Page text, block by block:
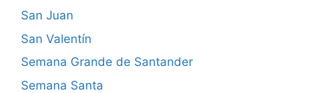
San Juan
San Valentín
Semana Grande de Santander
Semana Santa